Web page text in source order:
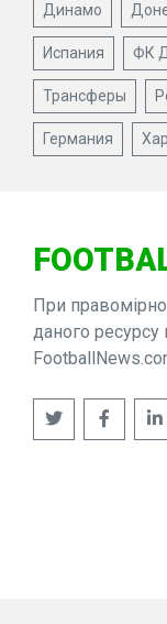
Динамо
Испания ФК
Трансферы
Германия
При
даного ресурсу